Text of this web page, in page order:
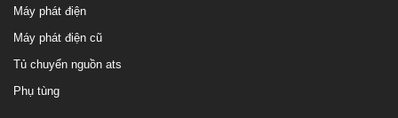
Máy phát điện
Máy phát điện cũ
Tủ chuyển nguồn ats
Phụ tùng